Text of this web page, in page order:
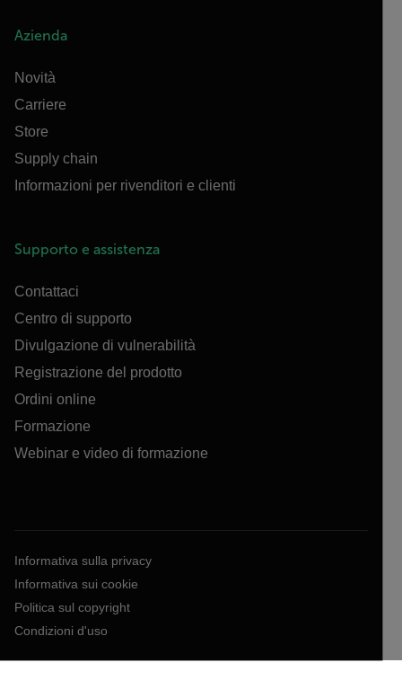
Azienda
Novità
Carriere
Store
Supply chain
Informazioni per rivenditori e clienti
Supporto e assistenza
Contattaci
Centro di supporto
Divulgazione di vulnerabilità
Registrazione del prodotto
Ordini online
Formazione
Webinar e video di formazione
Informativa sulla privacy
Informativa sui cookie
Politica sul copyright
Condizioni d'uso